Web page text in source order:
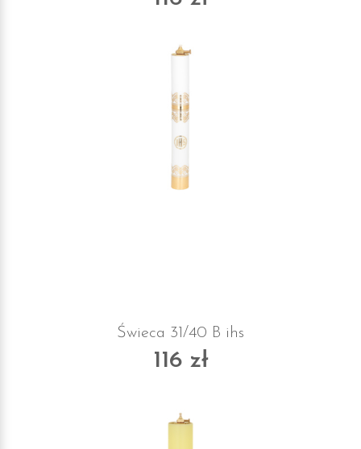
Świeca 31/40 B ihs
116 zł